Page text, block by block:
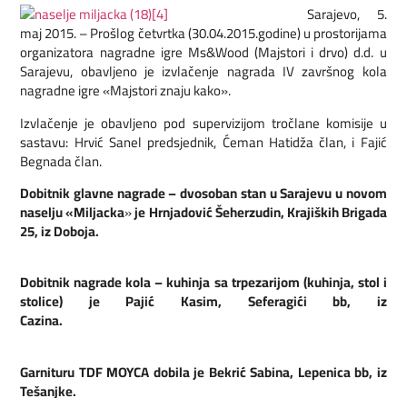
Sarajevo, 5.
maj 2015. – Prošlog četvrtka (30.04.2015.godine) u prostorijama
organizatora nagradne igre Ms&Wood (Majstori i drvo) d.d. u
Sarajevu, obavljeno je izvlačenje nagrada IV završnog kola
nagradne igre «Majstori znaju kako».
Izvlačenje je obavljeno pod supervizijom tročlane komisije u
sastavu: Hrvić Sanel predsjednik, Ćeman Hatidža član, i Fajić
Begnada član.
Dobitnik glavne nagrade – dvosoban stan u Sarajevu u novom
naselju «Miljacka»je Hrnjadović Šeherzudin, Krajiških Brigada
25, iz Doboja.
Dobitnik nagrade kola – kuhinja sa trpezarijom (kuhinja, stol i
stolice) je Pajić Kasim, Seferagići bb, iz
Cazina.
Garnituru TDF MOYCA dobila je Bekrić Sabina, Lepenica bb, iz
Tešanjke.